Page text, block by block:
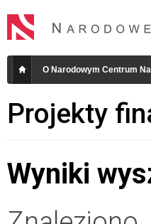
O Narodowym Centrum
Projekty
Wyniki